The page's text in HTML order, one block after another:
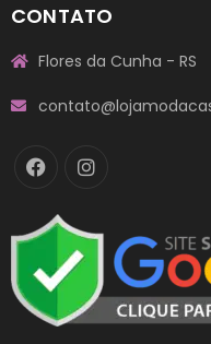
CONTATO
Flores da Cunha - RS